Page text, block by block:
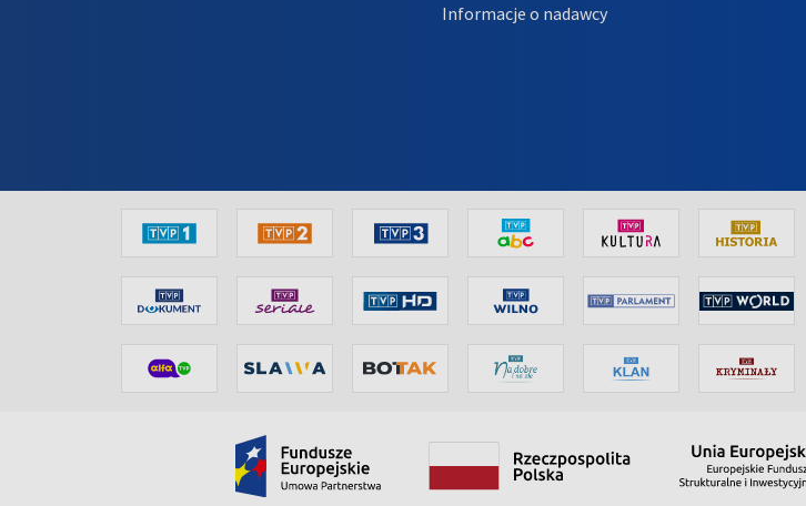
Informacje o nadawcy